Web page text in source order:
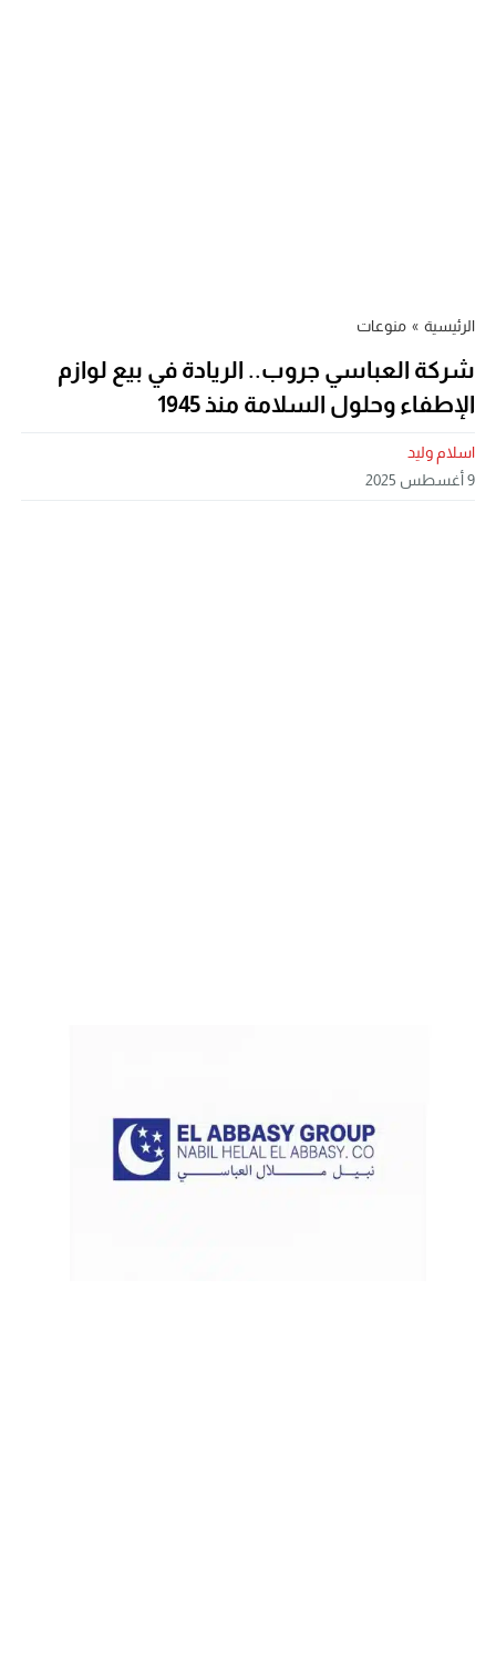
الرئيسية » منوعات
شركة العباسي جروب.. الريادة في بيع لوازم
الإطفاء وحلول السلامة منذ 1945
اسلام وليد
9 أغسطس 2025